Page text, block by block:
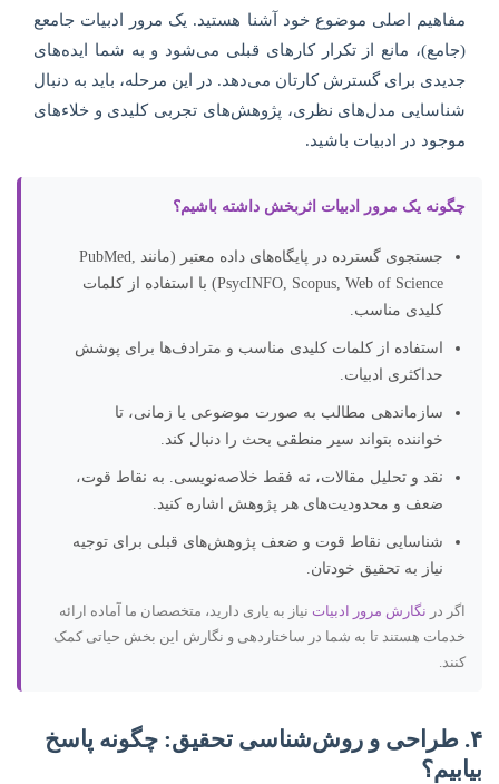
مفاهیم اصلی موضوع خود آشنا هستید. یک مرور ادبیات جامعع
(جامع)، مانع از تکرار کارهای قبلی می‌شود و به شما ایده‌های
جدیدی برای گسترش کارتان می‌دهد. در این مرحله، باید به دنبال
شناسایی مدل‌های نظری، پژوهش‌های تجربی کلیدی و خلاءهای
موجود در ادبیات باشید.
چگونه یک مرور ادبیات اثربخش داشته باشیم؟
جستجوی گسترده در پایگاه‌های داده معتبر (مانند PubMed,
PsycINFO, Scopus, Web of Science) با استفاده از کلمات
کلیدی مناسب.
استفاده از کلمات کلیدی مناسب و مترادف‌ها برای پوشش
حداکثری ادبیات.
سازماندهی مطالب به صورت موضوعی یا زمانی، تا
خواننده بتواند سیر منطقی بحث را دنبال کند.
نقد و تحلیل مقالات، نه فقط خلاصه‌نویسی. به نقاط قوت،
ضعف و محدودیت‌های هر پژوهش اشاره کنید.
شناسایی نقاط قوت و ضعف پژوهش‌های قبلی برای توجیه
نیاز به تحقیق خودتان.
اگر در نگارش مرور ادبیات نیاز به یاری دارید، متخصصان ما آماده ارائه
خدمات هستند تا به شما در ساختاردهی و نگارش این بخش حیاتی کمک
کنند.
۴. طراحی و روش‌شناسی تحقیق: چگونه پاسخ
بیابیم؟